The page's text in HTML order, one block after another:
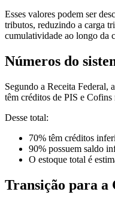
Esses valores podem ser
tributos, reduzindo a carga
cumulatividade ao longo da
Números do
Segundo a Receita Federal,
têm créditos de PIS e Cofins
Desse total:
70% têm créditos
90% possuem saldo
O estoque total é
Transição para a